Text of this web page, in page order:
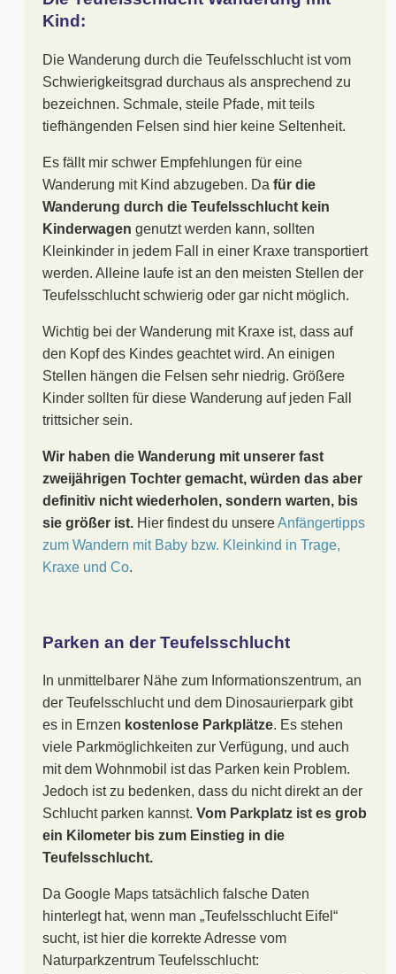
Kind:
Die Wanderung durch die Teufelsschlucht ist vom
Schwierigkeitsgrad durchaus als ansprechend zu
bezeichnen. Schmale, steile Pfade, mit teils
tiefhängenden Felsen sind hier keine Seltenheit.
Es fällt mir schwer Empfehlungen für eine
Wanderung mit Kind abzugeben. Da für die
Wanderung durch die Teufelsschlucht kein
Kinderwagen genutzt werden kann, sollten
Kleinkinder in jedem Fall in einer Kraxe transportiert
werden. Alleine laufe ist an den meisten Stellen der
Teufelsschlucht schwierig oder gar nicht möglich.
Wichtig bei der Wanderung mit Kraxe ist, dass auf
den Kopf des Kindes geachtet wird. An einigen
Stellen hängen die Felsen sehr niedrig. Größere
Kinder sollten für diese Wanderung auf jeden Fall
trittsicher sein.
Wir haben die Wanderung mit unserer fast
zweijährigen Tochter gemacht, würden das aber
definitiv nicht wiederholen, sondern warten, bis
sie größer ist. Hier findest du unsereAnfängertipps
zum Wandern mit Baby bzw. Kleinkind in Trage,
Kraxe und Co.
Parken an der Teufelsschlucht
In unmittelbarer Nähe zum Informationszentrum, an
der Teufelsschlucht und dem Dinosaurierpark gibt
es in Ernzen kostenlose Parkplätze. Es stehen
viele Parkmöglichkeiten zur Verfügung, und auch
mit dem Wohnmobil ist das Parken kein Problem.
Jedoch ist zu bedenken, dass du nicht direkt an der
Schlucht parken kannst. Vom Parkplatz ist es grob
ein Kilometer bis zum Einstieg in die
Teufelsschlucht.
Da Google Maps tatsächlich falsche Daten
hinterlegt hat, wenn man „Teufelsschlucht Eifel“
sucht, ist hier die korrekte Adresse vom
Naturparkzentrum Teufelsschlucht: